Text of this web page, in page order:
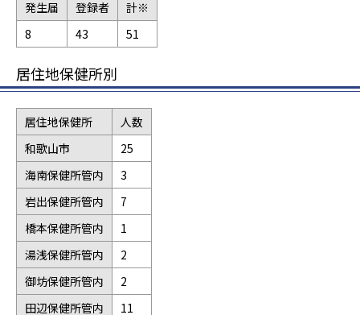
発生届 登録者
計※
8
43 51
居住地保健所別
居住地保健所
人数
和歌山市
25
海南保健所管内
3
岩出保健所管内
7
橋本保健所管内
1
湯浅保健所管内
2
御坊保健所管内
2
田辺保健所管内
11